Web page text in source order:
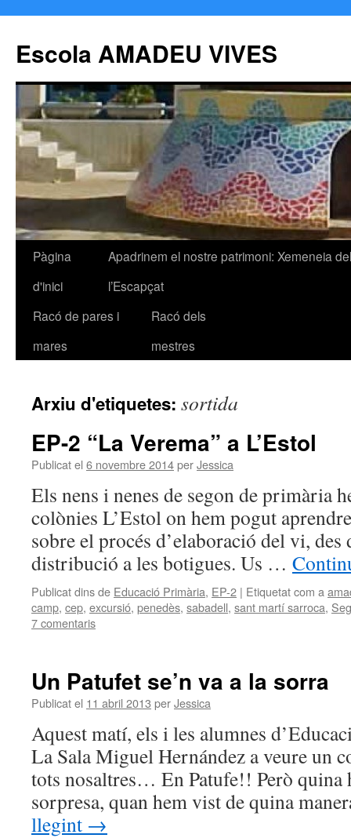
Escola AMADEU VIVES
Vés
contingut
Pàgina
d'inici
Apadrinem el nostre patrimoni: Xemeneia
l’Escapçat
Racó de pares i
mares
Racó dels
mestres
Arxiu d'etiquetes: sortida
EP-2 “La Verema” a L’Estol
Publicat el 6 novembre 2014perJessica
Els nens i nenes de segon de primària
colònies L’Estol on hem pogut
sobre el procés d’elaboració del vi, des
distribució a les botigues. Us …
Publicat dins de Educació Primària, EP-2 | Etiquetat com a
camp, cep, excursió, penedès, sabadell, sant martí sarroca,
7 comentaris
Un Patufet se’n va a la sorra
Publicat el 11 abril 2013 perJessica
Aquest matí, els i les alumnes
La Sala Miguel Hernández a veure un
tots nosaltres… En Patufe!! Però quina
sorpresa, quan hem vist de quina
llegint →